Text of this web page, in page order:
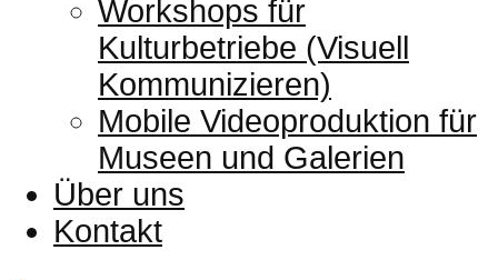
Workshops für
Kulturbetriebe (Visuell
Kommunizieren)
Mobile Videoproduktion für
Museen und Galerien
Über uns
Kontakt